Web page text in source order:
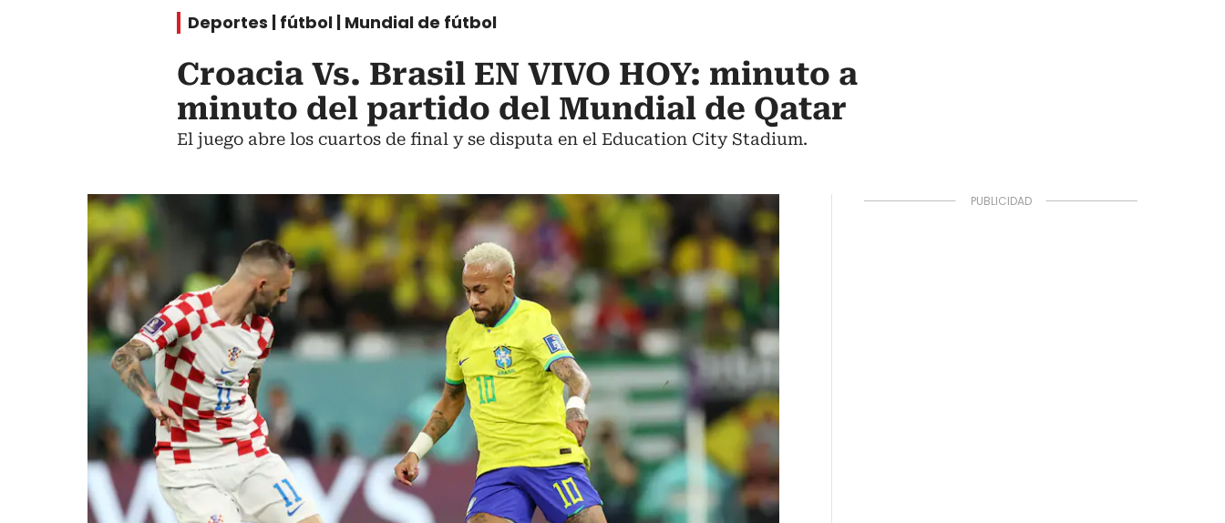
Deportes | fútbol | Mundial de fútbol
Croacia Vs. Brasil EN VIVO HOY: minuto a
minuto del partido del Mundial de Qatar
El juego abre los cuartos de final y se disputa en el Education City Stadium.